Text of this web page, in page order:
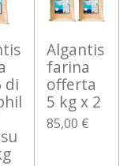
di
Algantis
farina
offerta
5 kg x 2
85,00 €